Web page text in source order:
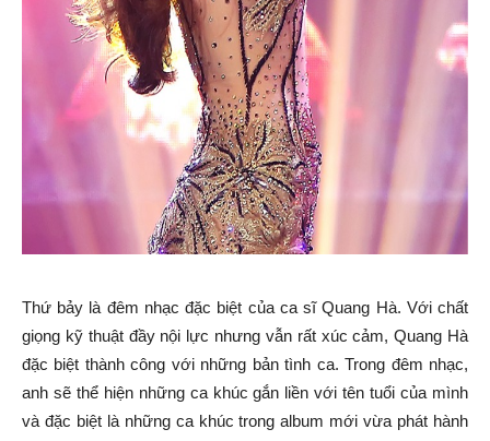
Thứ bảy là đêm nhạc đặc biệt của ca sĩ Quang Hà. Với chất
giọng kỹ thuật đầy nội lực nhưng vẫn rất xúc cảm, Quang Hà
đặc biệt thành công với những bản tình ca. Trong đêm nhạc,
anh sẽ thể hiện những ca khúc gắn liền với tên tuổi của mình
và đặc biệt là những ca khúc trong album mới vừa phát hành